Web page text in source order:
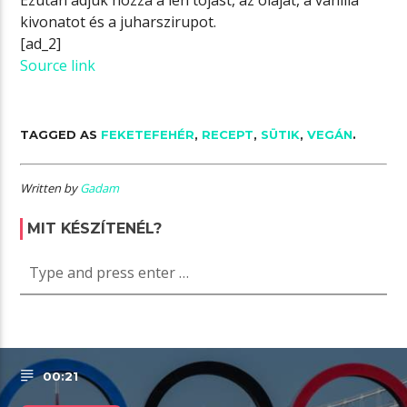
kivonatot és a juharszirupot.
[ad_2]
Source link
TAGGED AS FEKETEFEHÉR, RECEPT, SÜTIK,VEGÁN.
Written byGadam
MIT KÉSZÍTENÉL?
00:21